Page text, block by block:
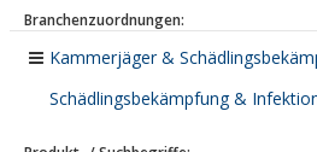
Branchenzuordnungen:
Kammerjäger &
Schädlingsbekämpfung &